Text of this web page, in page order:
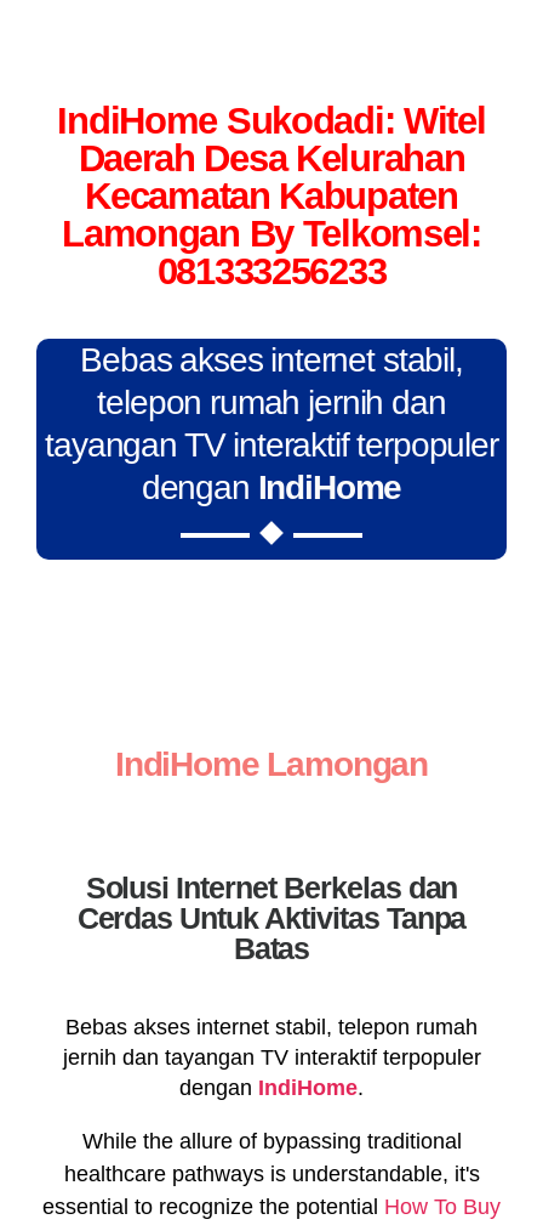
IndiHome Sukodadi: Witel
Daerah Desa Kelurahan
Kecamatan Kabupaten
Lamongan By Telkomsel:
081333256233
Bebas akses internet stabil,
telepon rumah jernih dan
tayangan TV interaktif terpopuler
dengan IndiHome
IndiHome Lamongan
Solusi Internet Berkelas dan
Cerdas Untuk Aktivitas Tanpa
Batas
Bebas akses internet stabil, telepon rumah
jernih dan tayangan TV interaktif terpopuler
dengan IndiHome.
While the allure of bypassing traditional
healthcare pathways is understandable, it's
essential to recognize the potential How To Buy